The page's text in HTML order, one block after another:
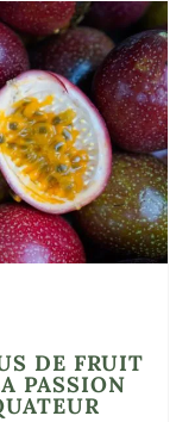
DE FRUIT
PASSION